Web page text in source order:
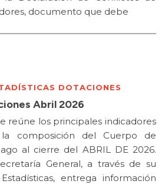
documento que debe
DOTACIONES
Abril 2026
reúne los principales indicadores
la composición del Cuerpo de
al cierre del ABRIL DE 2026.
General, a través de su
entrega información